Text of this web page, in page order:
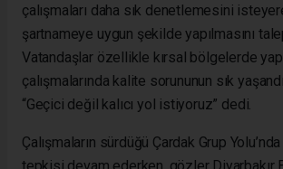
çalışmaları daha sık denetlemesini
şartnameye uygun şekilde yapılmasını
Vatandaşlar özellikle kırsal bölgelerde
çalışmalarında kalite sorununun sık
“Geçici değil kalıcı yol istiyoruz” dedi.
Çalışmaların sürdüğü Çardak Grup